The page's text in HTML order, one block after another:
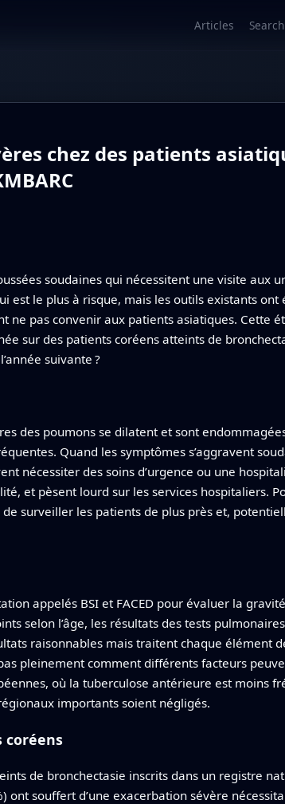
Articles Search
chez des patients
soudaines qui nécessitent une visite aux
est le plus à risque, mais les outils existants ont
pas convenir aux patients asiatiques. Cette
sur des patients coréens atteints de
suivante ?
des poumons se dilatent et sont
Quand les symptômes s’aggravent
nécessiter des soins d’urgence ou une
et pèsent lourd sur les services hospitaliers.
surveiller les patients de plus près et,
appelés BSI et FACED pour évaluer la
selon l’âge, les résultats des tests
raisonnables mais traitent chaque élément
pleinement comment différents facteurs
où la tuberculose antérieure est moins
importants soient négligés.
coréens
de bronchectasie inscrits dans un registre
souffert d’une exacerbation sévère